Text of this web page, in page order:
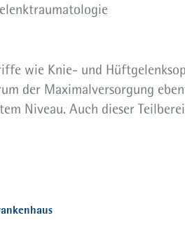
wie Knie- und
der Maximalversorgung
Niveau. Auch dieser